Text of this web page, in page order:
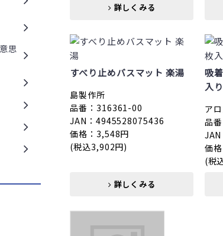
詳しくみる
すべり止めバスマット 楽湯
島製作所
品番：316361-00
JAN：4945528075436
価格：3,548円
(税込3,902円)
詳しくみる
吸
入
ア
品
価
(税
思